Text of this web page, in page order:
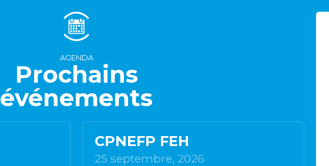
AGENDA
Prochains
événements
CPNEFP FEH
25 septembre, 2026